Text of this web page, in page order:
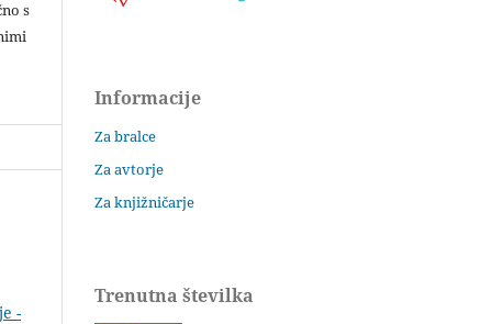
s
-
Informacije
Za bralce
Za avtorje
Za knjižničarje
Trenutna številka